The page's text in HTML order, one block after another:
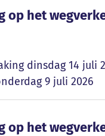
het
het
dinsdag 14 juli
9 juli 2026
het
het